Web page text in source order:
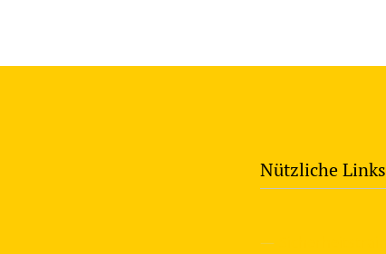
Nützliche Links
—